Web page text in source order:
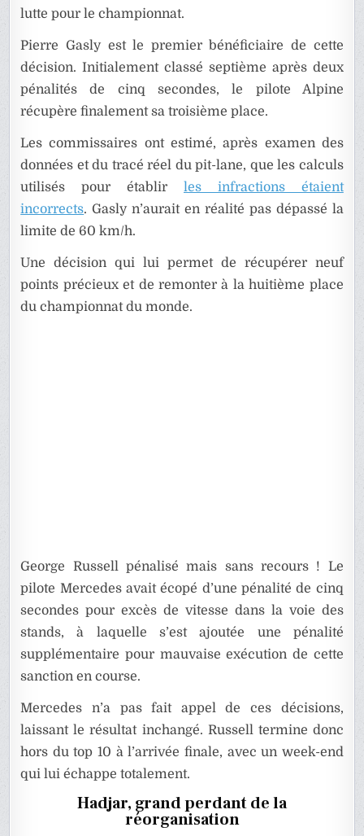
lutte pour le championnat.
Pierre Gasly est le premier bénéficiaire de cette
décision. Initialement classé septième après deux
pénalités de cinq secondes, le pilote Alpine
récupère finalement sa troisième place.
Les commissaires ont estimé, après examen des
données et du tracé réel du pit-lane, que les calculs
utilisés pour établir les infractions étaient
incorrects. Gasly n’aurait en réalité pas dépassé la
limite de 60 km/h.
Une décision qui lui permet de récupérer neuf
points précieux et de remonter à la huitième place
du championnat du monde.
George Russell pénalisé mais sans recours ! Le
pilote Mercedes avait écopé d’une pénalité de cinq
secondes pour excès de vitesse dans la voie des
stands, à laquelle s’est ajoutée une pénalité
supplémentaire pour mauvaise exécution de cette
sanction en course.
Mercedes n’a pas fait appel de ces décisions,
laissant le résultat inchangé. Russell termine donc
hors du top 10 à l’arrivée finale, avec un week-end
qui lui échappe totalement.
Hadjar, grand perdant de la
réorganisation